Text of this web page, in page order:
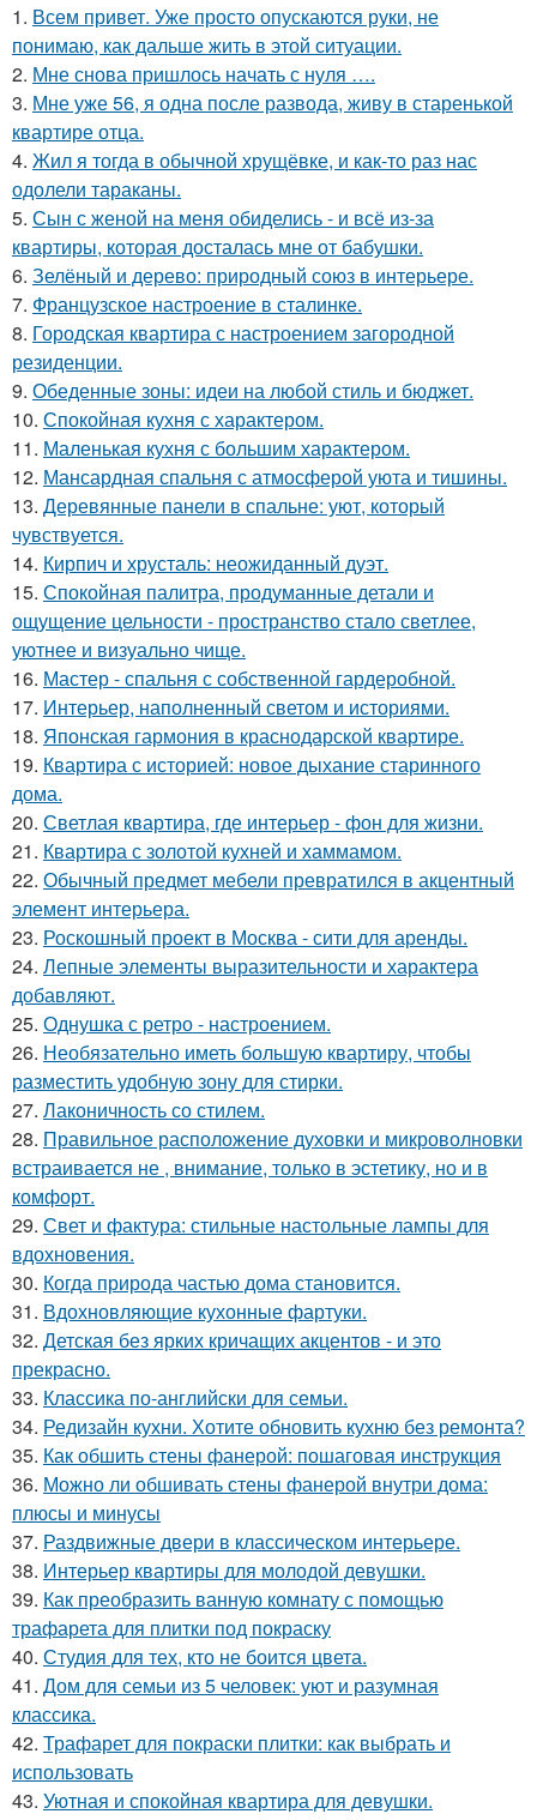
1. Всем привет. Уже просто опускаются руки, не
понимаю, как дальше жить в этой ситуации.
2. Мне снова пришлось начать с нуля ….
3. Мне уже 56, я одна после развода, живу в старенькой
квартире отца.
4. Жил я тогда в обычной хрущёвке, и как-то раз нас
одолели тараканы.
5. Сын с женой на меня обиделись - и всё из-за
квартиры, которая досталась мне от бабушки.
6. Зелёный и дерево: природный союз в интерьере.
7. Французское настроение в сталинке.
8. Городская квартира с настроением загородной
резиденции.
9. Обеденные зоны: идеи на любой стиль и бюджет.
10. Спокойная кухня с характером.
11. Маленькая кухня с большим характером.
12. Мансардная спальня с атмосферой уюта и тишины.
13. Деревянные панели в спальне: уют, который
чувствуется.
14. Кирпич и хрусталь: неожиданный дуэт.
15. Спокойная палитра, продуманные детали и
ощущение цельности - пространство стало светлее,
уютнее и визуально чище.
16. Мастер - спальня с собственной гардеробной.
17. Интерьер, наполненный светом и историями.
18. Японская гармония в краснодарской квартире.
19. Квартира с историей: новое дыхание старинного
дома.
20. Светлая квартира, где интерьер - фон для жизни.
21. Квартира с золотой кухней и хаммамом.
22. Обычный предмет мебели превратился в акцентный
элемент интерьера.
23. Роскошный проект в Москва - сити для аренды.
24. Лепные элементы выразительности и характера
добавляют.
25. Однушка с ретро - настроением.
26. Необязательно иметь большую квартиру, чтобы
разместить удобную зону для стирки.
27. Лаконичность со стилем.
28. Правильное расположение духовки и микроволновки
встраивается не , внимание, только в эстетику, но и в
комфорт.
29. Свет и фактура: стильные настольные лампы для
вдохновения.
30. Когда природа частью дома становится.
31. Вдохновляющие кухонные фартуки.
32. Детская без ярких кричащих акцентов - и это
прекрасно.
33. Классика по-английски для семьи.
34. Редизайн кухни. Хотите обновить кухню без ремонта?
35. Как обшить стены фанерой: пошаговая инструкция
36. Можно ли обшивать стены фанерой внутри дома:
плюсы и минусы
37. Раздвижные двери в классическом интерьере.
38. Интерьер квартиры для молодой девушки.
39. Как преобразить ванную комнату с помощью
трафарета для плитки под покраску
40. Студия для тех, кто не боится цвета.
41. Дом для семьи из 5 человек: уют и разумная
классика.
42. Трафарет для покраски плитки: как выбрать и
использовать
43. Уютная и спокойная квартира для девушки.